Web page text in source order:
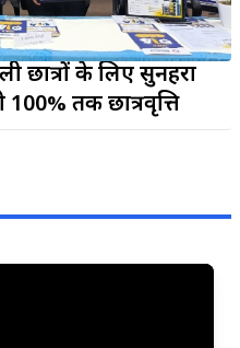
छात्रों के लिए सुनहरा
तक छात्रवृत्ति